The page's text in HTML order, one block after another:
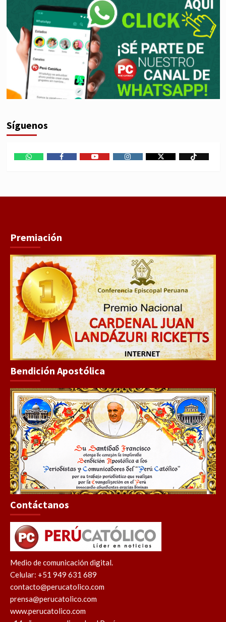
Síguenos
Premiación
Bendición Apostólica
Contáctanos
Medio de comunicación digital.
Celular: +51 949 631 689
contacto@perucatolico.com
prensa@perucatolico.com
www.perucatolico.com